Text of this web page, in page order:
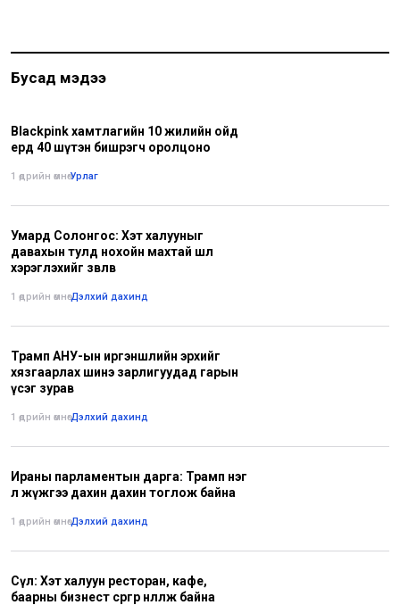
Бусад мэдээ
Blackpink хамтлагийн 10 жилийн ойд
ердөө 40 шүтэн бишрэгч оролцоно
1 өдрийн өмнө•Урлаг
Умард Солонгос: Хэт халууныг
давахын тулд нохойн махтай шөл
хэрэглэхийг зөвлөв
1 өдрийн өмнө•Дэлхий дахинд
Трамп АНУ-ын иргэншлийн эрхийг
хязгаарлах шинэ зарлигуудад гарын
үсэг зурав
1 өдрийн өмнө•Дэлхий дахинд
Ираны парламентын дарга: Трамп нэг
л жүжгээ дахин дахин тоглож байна
1 өдрийн өмнө•Дэлхий дахинд
Сөүл: Хэт халуун ресторан, кафе,
баарны бизнест сөргөөр нөлөөлж байна